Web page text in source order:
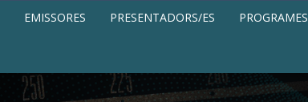
EMISSORES PRESENTADORS/ES PROGRAMES